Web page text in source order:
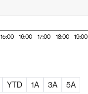
15:00 16:00 17:00 18:00 19:00
YTD 1A 3A 5A